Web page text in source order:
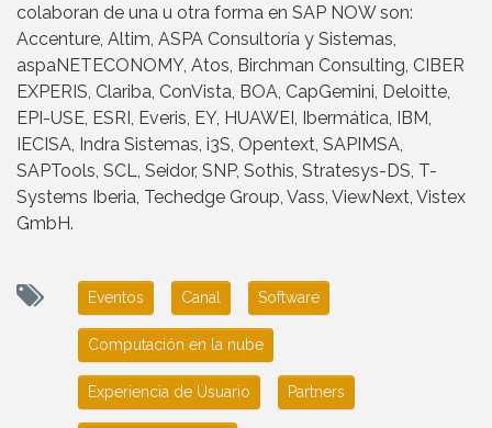
colaboran de una u otra forma en SAP NOW son:
Accenture, Altim, ASPA Consultoría y Sistemas,
aspaNETECONOMY, Atos, Birchman Consulting, CIBER
EXPERIS, Clariba, ConVista, BOA, CapGemini, Deloitte,
EPI-USE, ESRI, Everis, EY, HUAWEI, Ibermática, IBM,
IECISA, Indra Sistemas, i3S, Opentext, SAPIMSA,
SAPTools, SCL, Seidor, SNP, Sothis, Stratesys-DS, T-
Systems Iberia, Techedge Group, Vass, ViewNext, Vistex
GmbH.
Eventos Canal Software
Computación en la nube
Experiencia de Usuario Partners